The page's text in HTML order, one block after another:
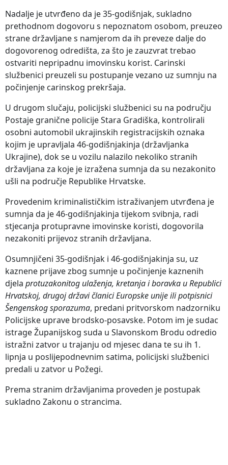
Nadalje je utvrđeno da je 35-godišnjak, sukladno
prethodnom dogovoru s nepoznatom osobom, preuzeo
strane državljane s namjerom da ih preveze dalje do
dogovorenog odredišta, za što je zauzvrat trebao
ostvariti nepripadnu imovinsku korist. Carinski
službenici preuzeli su postupanje vezano uz sumnju na
počinjenje carinskog prekršaja.
U drugom slučaju, policijski službenici su na području
Postaje granične policije Stara Gradiška, kontrolirali
osobni automobil ukrajinskih registracijskih oznaka
kojim je upravljala 46-godišnjakinja (državljanka
Ukrajine), dok se u vozilu nalazilo nekoliko stranih
državljana za koje je izražena sumnja da su nezakonito
ušli na područje Republike Hrvatske.
Provedenim kriminalističkim istraživanjem utvrđena je
sumnja da je 46-godišnjakinja tijekom svibnja, radi
stjecanja protupravne imovinske koristi, dogovorila
nezakoniti prijevoz stranih državljana.
Osumnjičeni 35-godišnjak i 46-godišnjakinja su, uz
kaznene prijave zbog sumnje u počinjenje kaznenih
djela protuzakonitog ulaženja, kretanja i boravka u Republici
Hrvatskoj, drugoj državi članici Europske unije ili potpisnici
Šengenskog sporazuma, predani pritvorskom nadzorniku
Policijske uprave brodsko-posavske. Potom im je sudac
istrage Županijskog suda u Slavonskom Brodu odredio
istražni zatvor u trajanju od mjesec dana te su ih 1.
lipnja u poslijepodnevnim satima, policijski službenici
predali u zatvor u Požegi.
Prema stranim državljanima proveden je postupak
sukladno Zakonu o strancima.